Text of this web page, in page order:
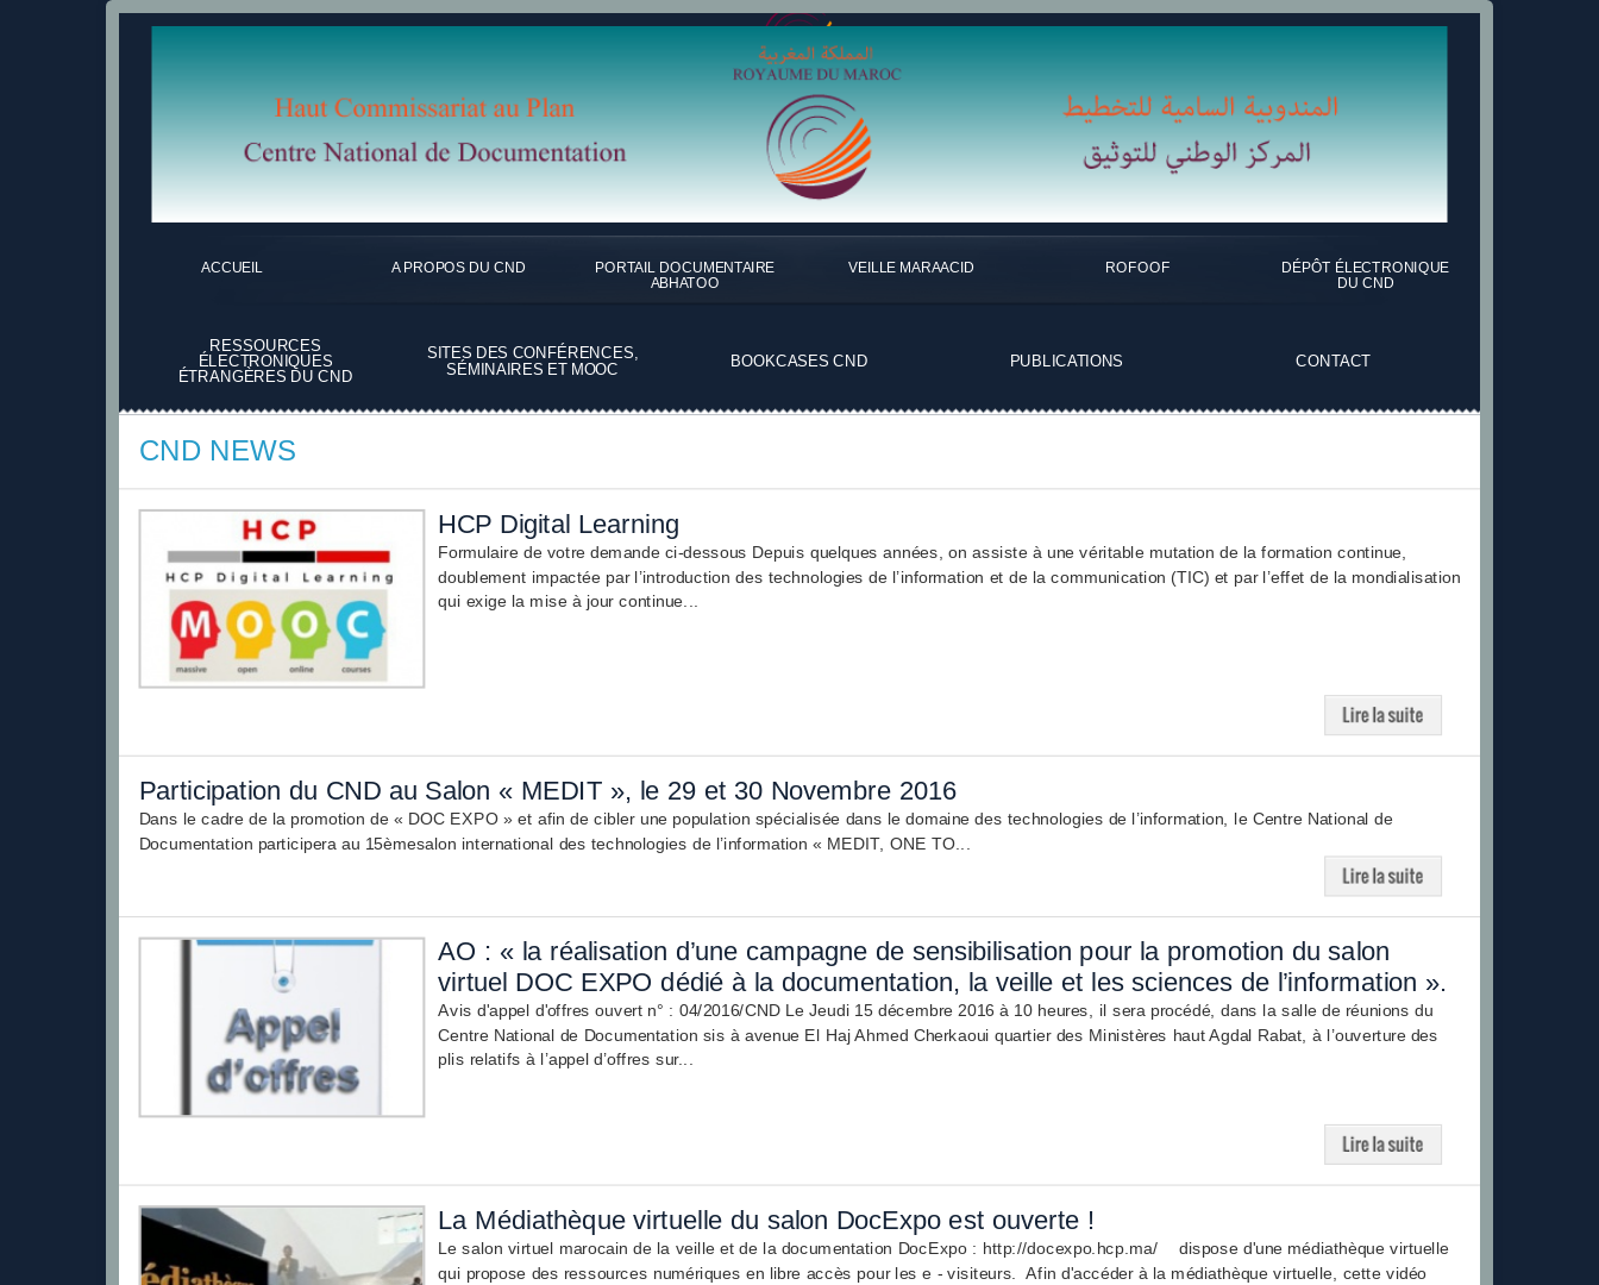
ACCUEIL A PROPOS DU CND PORTAIL DOCUMENTAIRE
ABHATOO
VEILLE MARAACID ROFOOF DÉPÔT ÉLECTRONIQUE
DU CND
RESSOURCES
ÉLECTRONIQUES
ÉTRANGÈRES DU CND
SITES DES CONFÉRENCES,
SÉMINAIRES ET MOOC
BOOKCASES CND PUBLICATIONS CONTACT
CND NEWS
HCP Digital Learning
Formulaire de votre demande ci-dessous Depuis quelques années, on assiste à une véritable mutation de la formation continue,
doublement impactée par l’introduction des technologies de l’information et de la communication (TIC) et par l’effet de la mondialisation
qui exige la mise à jour continue...
Participation du CND au Salon « MEDIT », le 29 et 30 Novembre 2016
Dans le cadre de la promotion de « DOC EXPO » et afin de cibler une population spécialisée dans le domaine des technologies de l’information, le Centre National de
Documentation participera au 15èmesalon international des technologies de l’information « MEDIT, ONE TO...
AO : « la réalisation d’une campagne de sensibilisation pour la promotion du salon
virtuel DOC EXPO dédié à la documentation, la veille et les sciences de l’information ».
Avis d'appel d'offres ouvert n° : 04/2016/CND Le Jeudi 15 décembre 2016 à 10 heures, il sera procédé, dans la salle de réunions du
Centre National de Documentation sis à avenue El Haj Ahmed Cherkaoui quartier des Ministères haut Agdal Rabat, à l’ouverture des
plis relatifs à l’appel d’offres sur...
La Médiathèque virtuelle du salon DocExpo est ouverte !
Le salon virtuel marocain de la veille et de la documentation DocExpo : http://docexpo.hcp.ma/ dispose d'une médiathèque virtuelle
qui propose des ressources numériques en libre accès pour les e - visiteurs. Afin d'accéder à la médiathèque virtuelle, cette vidéo